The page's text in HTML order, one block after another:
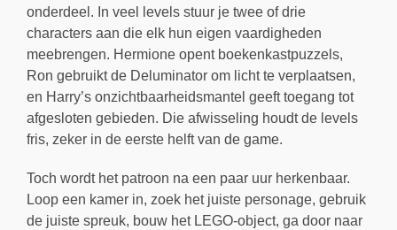
onderdeel. In veel levels stuur je twee of drie
characters aan die elk hun eigen vaardigheden
meebrengen. Hermione opent boekenkastpuzzels,
Ron gebruikt de Deluminator om licht te verplaatsen,
en Harry’s onzichtbaarheidsmantel geeft toegang tot
afgesloten gebieden. Die afwisseling houdt de levels
fris, zeker in de eerste helft van de game.
Toch wordt het patroon na een paar uur herkenbaar.
Loop een kamer in, zoek het juiste personage, gebruik
de juiste spreuk, bouw het LEGO-object, ga door naar